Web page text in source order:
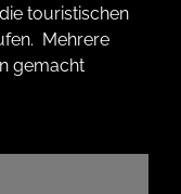
touristischen
Mehrere
gemacht